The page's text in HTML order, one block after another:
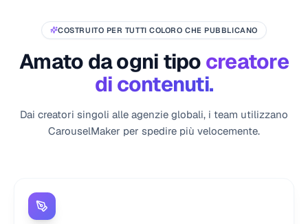
COSTRUITO PER TUTTI COLORO CHE PUBBLICANO
Amato da ogni tipo creatore
di contenuti.
Dai creatori singoli alle agenzie globali, i team utilizzano
CarouselMaker per spedire più velocemente.